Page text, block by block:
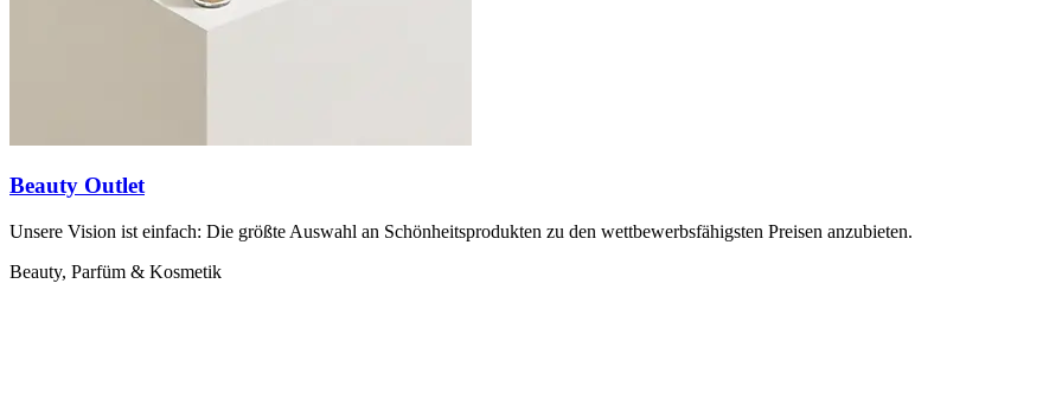
Beauty Outlet
Unsere Vision ist einfach: Die größte Auswahl an Schönheitsprodukten zu den wettbewerbsfähigsten Preisen anzubieten.
Beauty, Parfüm & Kosmetik